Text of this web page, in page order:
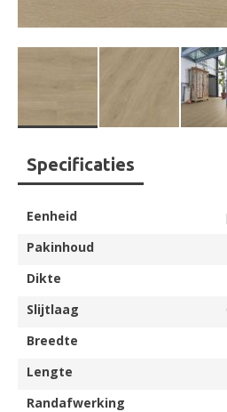
Ga
naar
het
begin
van
de
gallerij
Specificaties
Eenheid
Pakinhoud
Dikte
Slijtlaag
Breedte
Lengte
Randafwerking